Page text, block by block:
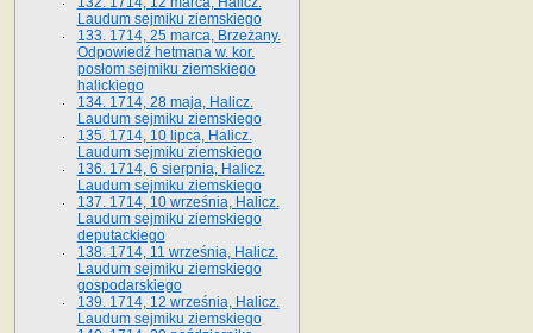
Laudum sejmiku ziemskiego
133. 1714, 25 marca, Brzeżany.
Odpowiedź hetmana w. kor.
posłom sejmiku ziemskiego
halickiego
134. 1714, 28 maja, Halicz.
Laudum sejmiku ziemskiego
135. 1714, 10 lipca, Halicz.
Laudum sejmiku ziemskiego
136. 1714, 6 sierpnia, Halicz.
Laudum sejmiku ziemskiego
137. 1714, 10 września, Halicz.
Laudum sejmiku ziemskiego
deputackiego
138. 1714, 11 września, Halicz.
Laudum sejmiku ziemskiego
gospodarskiego
139. 1714, 12 września, Halicz.
Laudum sejmiku ziemskiego